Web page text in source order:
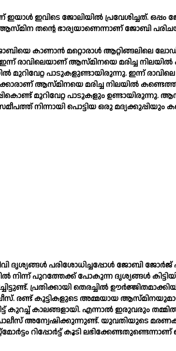
ഇവിടെ ജോലിയില്‍ പ്രവേശിച്ചത്. ഒപ്പം
തന്റെ ഭാര്യയാണെന്നാണ് ജോബി
കാണാന്‍ മറ്റൊരാള്‍ ആറ്റിങ്ങലിലെ
രാവിലെയാണ് ആസ്മിനയെ മരിച്ച
പാടുകളുണ്ടായിരുന്നു. ഇന്ന്
ആസ്മിനയെ മരിച്ച നിലയില്‍
മുറിവേറ്റ പാടുകളും ഉണ്ടായിരുന്നു.
നിന്നായി പൊട്ടിയ ഒരു മദ്യക്കുപ്പിയും
ദൃശ്യങ്ങള്‍ പരിശോധിച്ചപ്പോള്‍ ജോബി ജോര്‍ജ്
നിന്ന് പുറത്തേക്ക് പോകുന്ന ദൃശ്യങ്ങള്‍
പ്രതിക്കായി തെരച്ചില്‍
രണ്ട് കുട്ടികളുടെ അമ്മയായ
കുറച്ച്‌ കാലങ്ങളായി. എന്നാല്‍ ഇരുവരും
അന്വേഷിക്കുന്നുണ്ട്. യുവതിയുടെ
റിപ്പോര്‍ട്ട് കൂടി